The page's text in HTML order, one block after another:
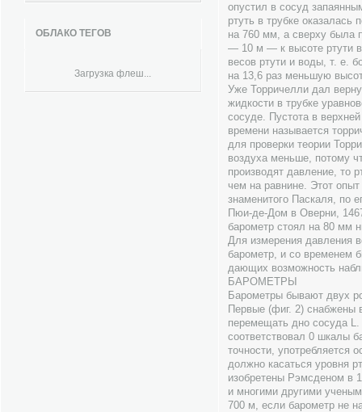
ОБЛАКО ТЕГОВ
Загрузка флеш...
опустил в сосуд
ртуть в трубке
на 760 мм, а сверху была
— 10 м — к высоте ртути в
весов ртути и воды, т. е.
на 13,6 раз меньшую
Уже Торричелли дал
жидкости в трубке
сосуде. Пустота в
времени называется
для проверки теории
воздуха меньше, потому
производят давление, то
чем на равнине. Этот
знаменитого Паскаля, по
Пюи-де-Дом в Оверни,
барометр стоял на 80 мм
Для измерения давления
барометр, и со временем
дающих возможность
БАРОМЕТРЫ
Барометры бывают двух
Первые (фиг. 2)
перемещать дно сосуда L.
соответствовал 0 шкалы
точности, употребляется
должно касаться уровня
изобретены Рэмсденом в
и многими другими
700 м, если барометр не